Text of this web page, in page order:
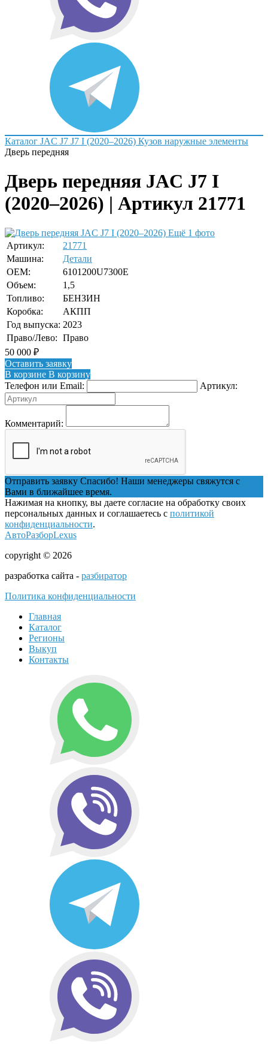
Каталог JAC J7 J7 I (2020–2026) Кузов наружные элементы
Дверь передняя
Дверь передняя JAC J7 I
(2020–2026) | Артикул 21771
Ещё 1 фото
Артикул:
21771
Машина:
Детали
OEM:
6101200U7300E
Объем:
1,5
Топливо:
БЕНЗИН
Коробка:
АКПП
Год выпуска: 2023
Право/Лево: Право
50 000 ₽
Оставить заявку
В корзине В корзину
Телефон или Email:
Артикул:
Комментарий:
Отправить заявку Спасибо! Наши менеджеры свяжутся с
Вами в ближайшее время.
Нажимая на кнопку, вы даете согласие на обработку своих
персональных данных и соглашаетесь с политикой
конфиденциальности.
АвтоРазборLexus
copyright © 2026
разработка сайта - разбиратор
Политика конфиденциальности
Главная
Каталог
Регионы
Выкуп
Контакты